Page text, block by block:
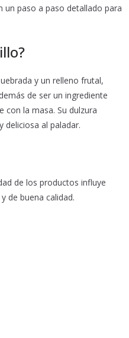
un paso a paso detallado para
y un relleno frutal,
de ser un ingrediente
la masa. Su dulzura
deliciosa al paladar.
de los productos influye
de buena calidad.